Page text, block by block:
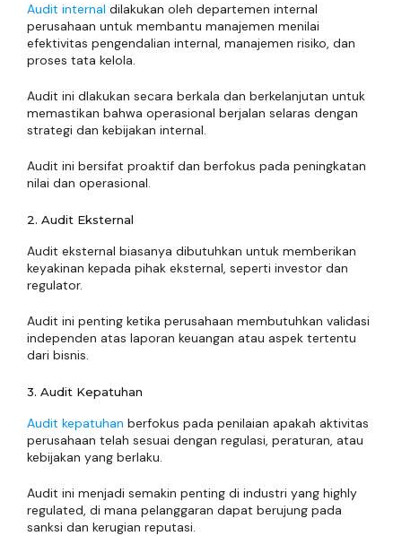
Audit internal dilakukan oleh departemen internal
perusahaan untuk membantu manajemen menilai
efektivitas pengendalian internal, manajemen risiko, dan
proses tata kelola.
Audit ini dlakukan secara berkala dan berkelanjutan untuk
memastikan bahwa operasional berjalan selaras dengan
strategi dan kebijakan internal.
Audit ini bersifat proaktif dan berfokus pada peningkatan
nilai dan operasional.
2. Audit Eksternal
Audit eksternal biasanya dibutuhkan untuk memberikan
keyakinan kepada pihak eksternal, seperti investor dan
regulator.
Audit ini penting ketika perusahaan membutuhkan validasi
independen atas laporan keuangan atau aspek tertentu
dari bisnis.
3. Audit Kepatuhan
Audit kepatuhan berfokus pada penilaian apakah aktivitas
perusahaan telah sesuai dengan regulasi, peraturan, atau
kebijakan yang berlaku.
Audit ini menjadi semakin penting di industri yang highly
regulated, di mana pelanggaran dapat berujung pada
sanksi dan kerugian reputasi.